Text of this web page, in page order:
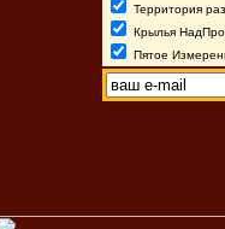
Территория
Крылья
Пятое